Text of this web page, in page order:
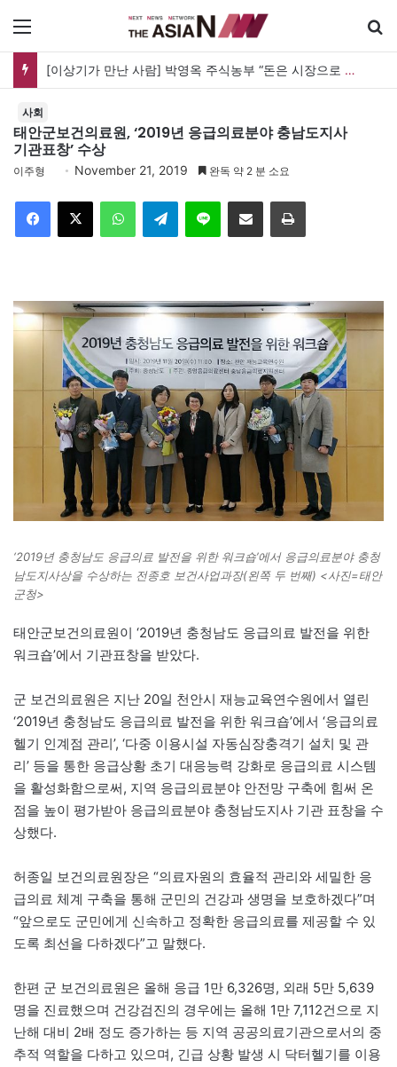
[이상기가 만난 사람] 박영옥 주식농부 “돈은 시장으로 갔지만, 투자는 사라지고 거래만 남았다”
사회
태안군보건의료원, ‘2019년 응급의료분야 충남도지사
기관표창’ 수상
이주형 November 21, 2019 완독 약 2 분 소요
Telegram 이메일
‘2019년 충청남도 응급의료 발전을 위한 워크숍’에서 응급의료분야 충청
남도지사상을 수상하는 전종호 보건사업과장(왼쪽 두 번째) <사진=태안
군청>
태안군보건의료원이 ‘2019년 충청남도 응급의료 발전을 위한
워크숍’에서 기관표창을 받았다.
군 보건의료원은 지난 20일 천안시 재능교육연수원에서 열린
‘2019년 충청남도 응급의료 발전을 위한 워크숍’에서 ‘응급의료
헬기 인계점 관리’, ‘다중 이용시설 자동심장충격기 설치 및 관
리’ 등을 통한 응급상황 초기 대응능력 강화로 응급의료 시스템
을 활성화함으로써, 지역 응급의료분야 안전망 구축에 힘써 온
점을 높이 평가받아 응급의료분야 충청남도지사 기관 표창을 수
상했다.
허종일 보건의료원장은 “의료자원의 효율적 관리와 세밀한 응
급의료 체계 구축을 통해 군민의 건강과 생명을 보호하겠다”며
“앞으로도 군민에게 신속하고 정확한 응급의료를 제공할 수 있
도록 최선을 다하겠다”고 말했다.
한편 군 보건의료원은 올해 응급 1만 6,326명, 외래 5만 5,639
명을 진료했으며 건강검진의 경우에는 올해 1만 7,112건으로 지
난해 대비 2배 정도 증가하는 등 지역 공공의료기관으로서의 중
추적 역할을 다하고 있으며, 긴급 상황 발생 시 닥터헬기를 이용